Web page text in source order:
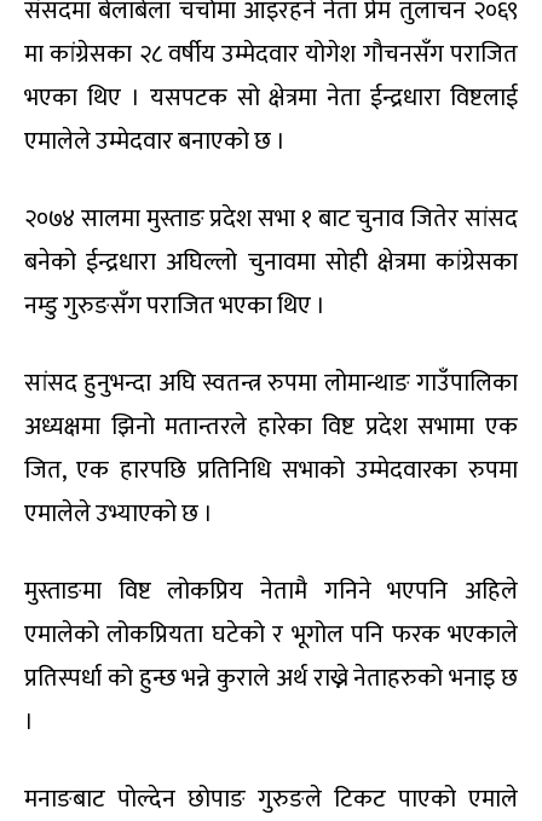
संसदमा बेलाबेला चर्चामा आइरहने नेता प्रेम तुलाचन २०६९
मा कांग्रेसका २८ वर्षीय उम्मेदवार योगेश गौचनसँग पराजित
भएका थिए । यसपटक सो क्षेत्रमा नेता ईन्द्रधारा विष्टलाई
एमालेले उम्मेदवार बनाएको छ ।
२०७४ सालमा मुस्ताङ प्रदेश सभा १ बाट चुनाव जितेर सांसद
बनेको ईन्द्रधारा अघिल्लो चुनावमा सोही क्षेत्रमा कांग्रेसका
नम्डु गुरुङसँग पराजित भएका थिए ।
सांसद हुनुभन्दा अघि स्वतन्त्र रुपमा लोमान्थाङ गाउँपालिका
अध्यक्षमा झिनो मतान्तरले हारेका विष्ट प्रदेश सभामा एक
जित, एक हारपछि प्रतिनिधि सभाको उम्मेदवारका रुपमा
एमालेले उभ्याएको छ ।
मुस्ताङमा विष्ट लोकप्रिय नेतामै गनिने भएपनि अहिले
एमालेको लोकप्रियता घटेको र भूगोल पनि फरक भएकाले
प्रतिस्पर्धा को हुन्छ भन्ने कुराले अर्थ राख्ने नेताहरुको भनाइ छ
।
मनाङबाट पोल्देन छोपाङ गुरुङले टिकट पाएको एमाले